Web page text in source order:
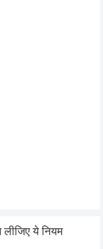
ये नियम